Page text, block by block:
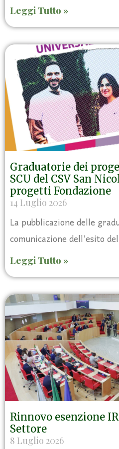
Leggi Tutto »
Graduatorie dei
SCU del CSV San
progetti Fondazione
14 Luglio 2026
La pubblicazione delle
comunicazione dell’esito
Leggi Tutto »
Rinnovo esenzione
Settore
8 Luglio 2026